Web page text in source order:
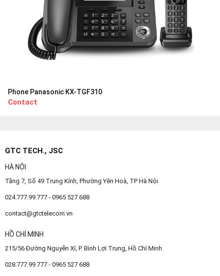
Phone Panasonic KX-TGF310
Contact
GTC TECH., JSC
HÀ NỘI
Tầng 7, Số 49 Trung Kính, Phường Yên Hoà, TP Hà Nội
024.777.99.777 - 0965 527 688
contact@gtctelecom.vn
HỒ CHÍ MINH
215/56 Đường Nguyễn Xí, P. Bình Lợi Trung, Hồ Chí Minh
028.777.99.777 - 0965 527 688